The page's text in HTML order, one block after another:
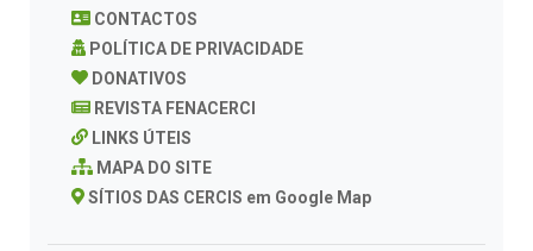
CONTACTOS
POLÍTICA DE PRIVACIDADE
DONATIVOS
REVISTA FENACERCI
LINKS ÚTEIS
MAPA DO SITE
SÍTIOS DAS CERCIS em Google Map